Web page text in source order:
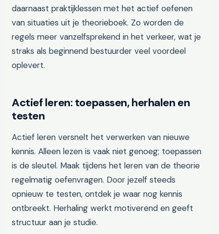
daarnaast praktijklessen met het actief oefenen
van situaties uit je theorieboek. Zo worden de
regels meer vanzelfsprekend in het verkeer, wat je
straks als beginnend bestuurder veel voordeel
oplevert.
Actief leren: toepassen, herhalen en
testen
Actief leren versnelt het verwerken van nieuwe
kennis. Alleen lezen is vaak niet genoeg; toepassen
is de sleutel. Maak tijdens het leren van de theorie
regelmatig oefenvragen. Door jezelf steeds
opnieuw te testen, ontdek je waar nog kennis
ontbreekt. Herhaling werkt motiverend en geeft
structuur aan je studie.